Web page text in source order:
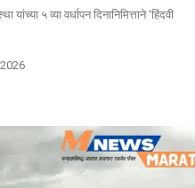
५ व्या वर्धापन दिनानिमित्ताने ‘हिंदवी